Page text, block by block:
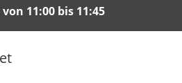
11:00 bis 11:45